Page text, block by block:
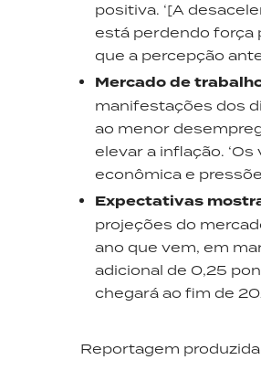
positiva. ‘[A
está perdendo força
que a percepção
Mercado de
manifestações dos
ao menor
elevar a inflação.
econômica e
Expectativas
projeções do
ano que vem, em
adicional de 0,25
chegará ao fim de
Reportagem